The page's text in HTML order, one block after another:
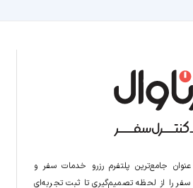
عنوان جامع‌ترین پلتفرم رزرو خدمات سفر و
سفر را از لحظه‌ تصمیم‌گیری تا ثبت تجربه‌ای